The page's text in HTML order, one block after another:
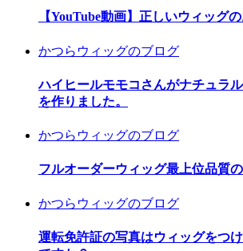
【YouTube動画】正しいウィッグ
かつらウィッグのブログ
ハイヒールモモコさんがナチュラ
を作りました。
かつらウィッグのブログ
フルオーダーウィッグ最上位品質
かつらウィッグのブログ
運転免許証の写真はウィッグをつ